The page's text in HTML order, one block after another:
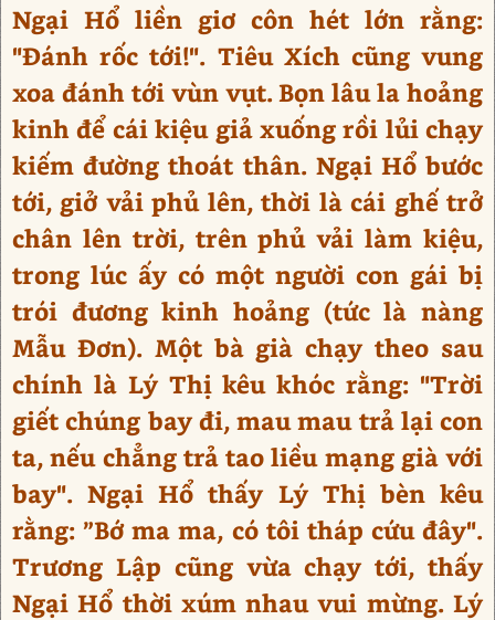
Ngại Hổ liền giơ côn hét lớn rằng:
"Đánh rốc tới!". Tiêu Xích cũng vung
xoa đánh tới vùn vụt. Bọn lâu la hoảng
kinh để cái kiệu giả xuống rồi lủi chạy
kiếm đường thoát thân. Ngại Hổ bước
tới, giở vải phủ lên, thời là cái ghế trở
chân lên trời, trên phủ vải làm kiệu,
trong lúc ấy có một người con gái bị
trói đương kinh hoảng (tức là nàng
Mẫu Đơn). Một bà già chạy theo sau
chính là Lý Thị kêu khóc rằng: "Trời
giết chúng bay đi, mau mau trả lại con
ta, nếu chẳng trả tao liều mạng già với
bay". Ngại Hổ thấy Lý Thị bèn kêu
rằng: ”Bớ ma ma, có tôi tháp cứu đây".
Trương Lập cũng vừa chạy tới, thấy
Ngại Hổ thời xúm nhau vui mừng. Lý